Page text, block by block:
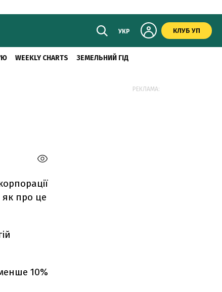
УКР КЛУБ УП
WEEKLY CHARTS ЗЕМЕЛЬНИЙ ГІД
як про це
10%
РЕКЛАМА: